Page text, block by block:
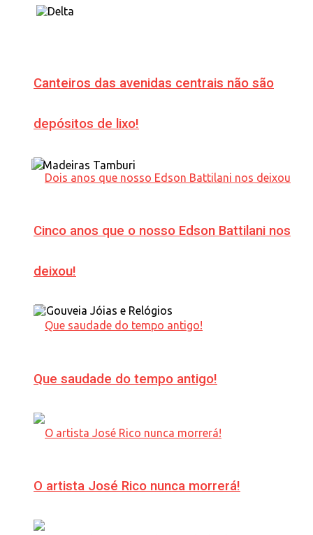
Canteiros das avenidas centrais não são
depósitos de lixo!
Cinco anos que o nosso Edson Battilani nos
deixou!
Que saudade do tempo antigo!
O artista José Rico nunca morrerá!